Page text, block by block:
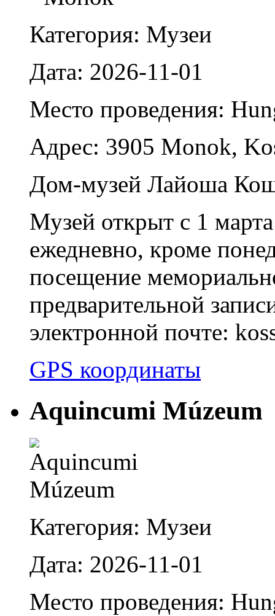
Категория: Музеи
Дата: 2026-11-01
Место проведения:
Адрес: 3905 Monok,
Дом-музей Лайоша
Музей открыт с 1
ежедневно, кроме
посещение
предварительной
электронной почте:
GPS координаты
Aquincumi Múzeum
Категория: Музеи
Дата: 2026-11-01
Место проведения: